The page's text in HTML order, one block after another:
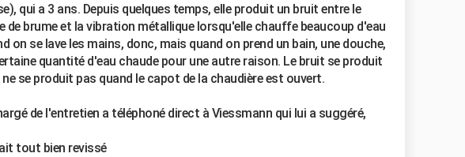
qui a 3 ans. Depuis quelques temps, elle produit un bruit entre le
de brume et la vibration métallique lorsqu'elle chauffe beaucoup d'eau
on se lave les mains, donc, mais quand on prend un bain, une douche,
quantité d'eau chaude pour une autre raison. Le bruit se produit
ne se produit pas quand le capot de la chaudière est ouvert.
de l'entretien a téléphoné direct à Viessmann qui lui a suggéré,
tout bien revissé